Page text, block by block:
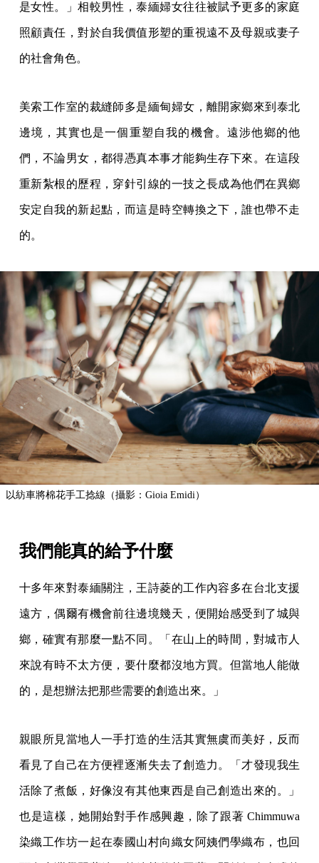
是女性。」相較男性，泰緬婦女往往被賦予更多的家庭
照顧責任，對於自我價值形塑的重視遠不及母親或妻子
的社會角色。
美索工作室的裁縫師多是緬甸婦女，離開家鄉來到泰北
邊境，其實也是一個重塑自我的機會。遠涉他鄉的他
們，不論男女，都得憑真本事才能夠生存下來。在這段
重新紮根的歷程，穿針引線的一技之長成為他們在異鄉
安定自我的新起點，而這是時空轉換之下，誰也帶不走
的。
以紡車將棉花手工捻線（攝影：Gioia Emidi）
我們能真的給予什麼
十多年來對泰緬關注，王詩菱的工作內容多在台北支援
遠方，偶爾有機會前往邊境幾天，便開始感受到了城與
鄉，確實有那麼一點不同。「在山上的時間，對城市人
來說有時不太方便，要什麼都沒地方買。但當地人能做
的，是想辦法把那些需要的創造出來。」
親眼所見當地人一手打造的生活其實無虞而美好，反而
看見了自己在方便裡逐漸失去了創造力。「才發現我生
活除了煮飯，好像沒有其他東西是自己創造出來的。」
也是這樣，她開始對手作感興趣，除了跟著 Chimmuwa
染織工作坊一起在泰國山村向織女阿姨們學織布，也回